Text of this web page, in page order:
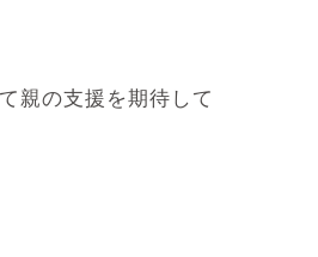
親の支援を期待して